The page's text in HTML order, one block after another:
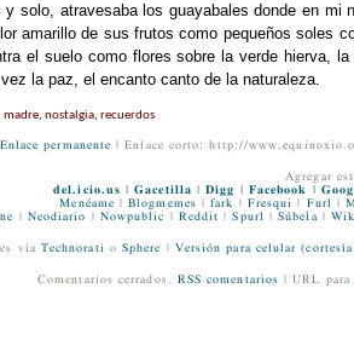
solo, atravesaba los guayabales donde en mi
amarillo de sus frutos como pequeños soles
el suelo como flores sobre la verde hierva, la
la paz, el encanto canto de la naturaleza.
madre, nostalgia, recuerdos
Enlace permanente | Enlace corto: http://
Agregar
del.icio.us |Gacetilla |Digg Facebook
Menéame |Blogmemes |fark Fresqui Furl |
Neodiario Nowpublic Reddit |Spurl |Súbela|
vía Technorati o Sphere Versión para celular
Comentarios cerrados. RSS comentarios | URL